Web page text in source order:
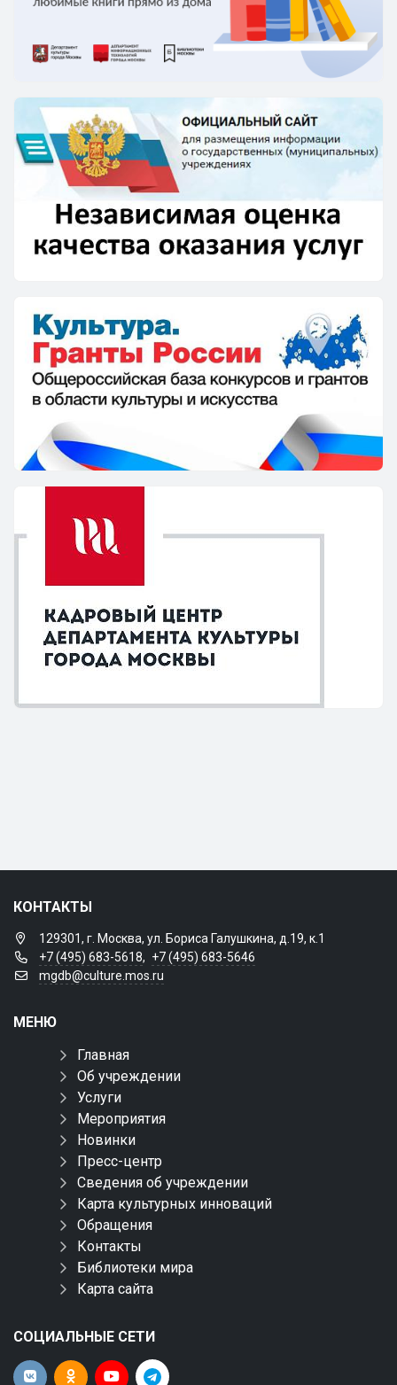
КОНТАКТЫ
129301, г. Москва, ул. Бориса Галушкина, д.19, к.1
+7 (495) 683-5618, +7 (495) 683-5646
mgdb@culture.mos.ru
МЕНЮ
Главная
Об учреждении
Услуги
Мероприятия
Новинки
Пресс-центр
Сведения об учреждении
Карта культурных инноваций
Обращения
Контакты
Библиотеки мира
Карта сайта
СОЦИАЛЬНЫЕ СЕТИ